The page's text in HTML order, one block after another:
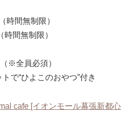
時間無制限）
時間無制限）
※全員必須）
トで“ひよこのおやつ”付き
cafe [イオンモール幕張新都心